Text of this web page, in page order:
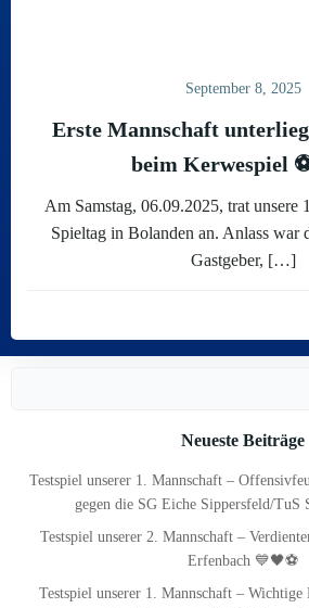
September 8, 2025
Erste Mannschaft
beim Kerwespiel
Am Samstag, 06.09.2025, trat unsere
Spieltag in Bolanden an. Anlass war
Gastgeber, […]
Neueste Beiträge
Testspiel unserer 1. Mannschaft –
gegen die SG Eiche Sippersfeld/TuS
Testspiel unserer 2. Mannschaft –
Erfenbach 💙🖤⚽
Testspiel unserer 1. Mannschaft –